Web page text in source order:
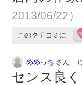
2013/06/22）
このクチコミに
めめっち さん （
センス良